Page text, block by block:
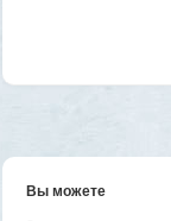
Вы можете